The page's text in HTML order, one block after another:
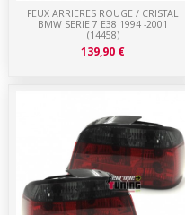
FEUX ARRIERES ROUGE / CRISTAL
BMW SERIE 7 E38 1994 -2001
(14458)
139,90 €